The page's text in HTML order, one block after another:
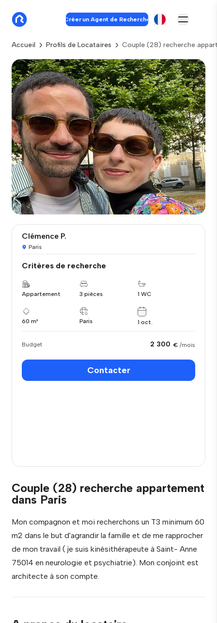
Créer un Agent de Recherche
Accueil Profils de Locataires Couple (28) recherche
Clémence P.
Paris
Critères de recherche
Appartement 3 pièces 1 WC
60 m² Paris 1 oct.
Budget 2 300 € /mois
Contacter
Couple (28) recherche appartement
dans Paris
Mon compagnon et moi recherchons un T3 minimum 60
m2 dans le but d'agrandir la famille et de me rapprocher
de mon travail ( je suis kinésithérapeute à Saint- Anne
75014 en neurologie et psychiatrie). Mon conjoint est
architecte à son compte.